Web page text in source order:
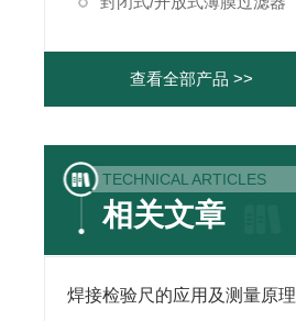
查看全部产品 >>
TECHNICAL ARTICLES
相关文章
焊接检验尺的应用及测量原理